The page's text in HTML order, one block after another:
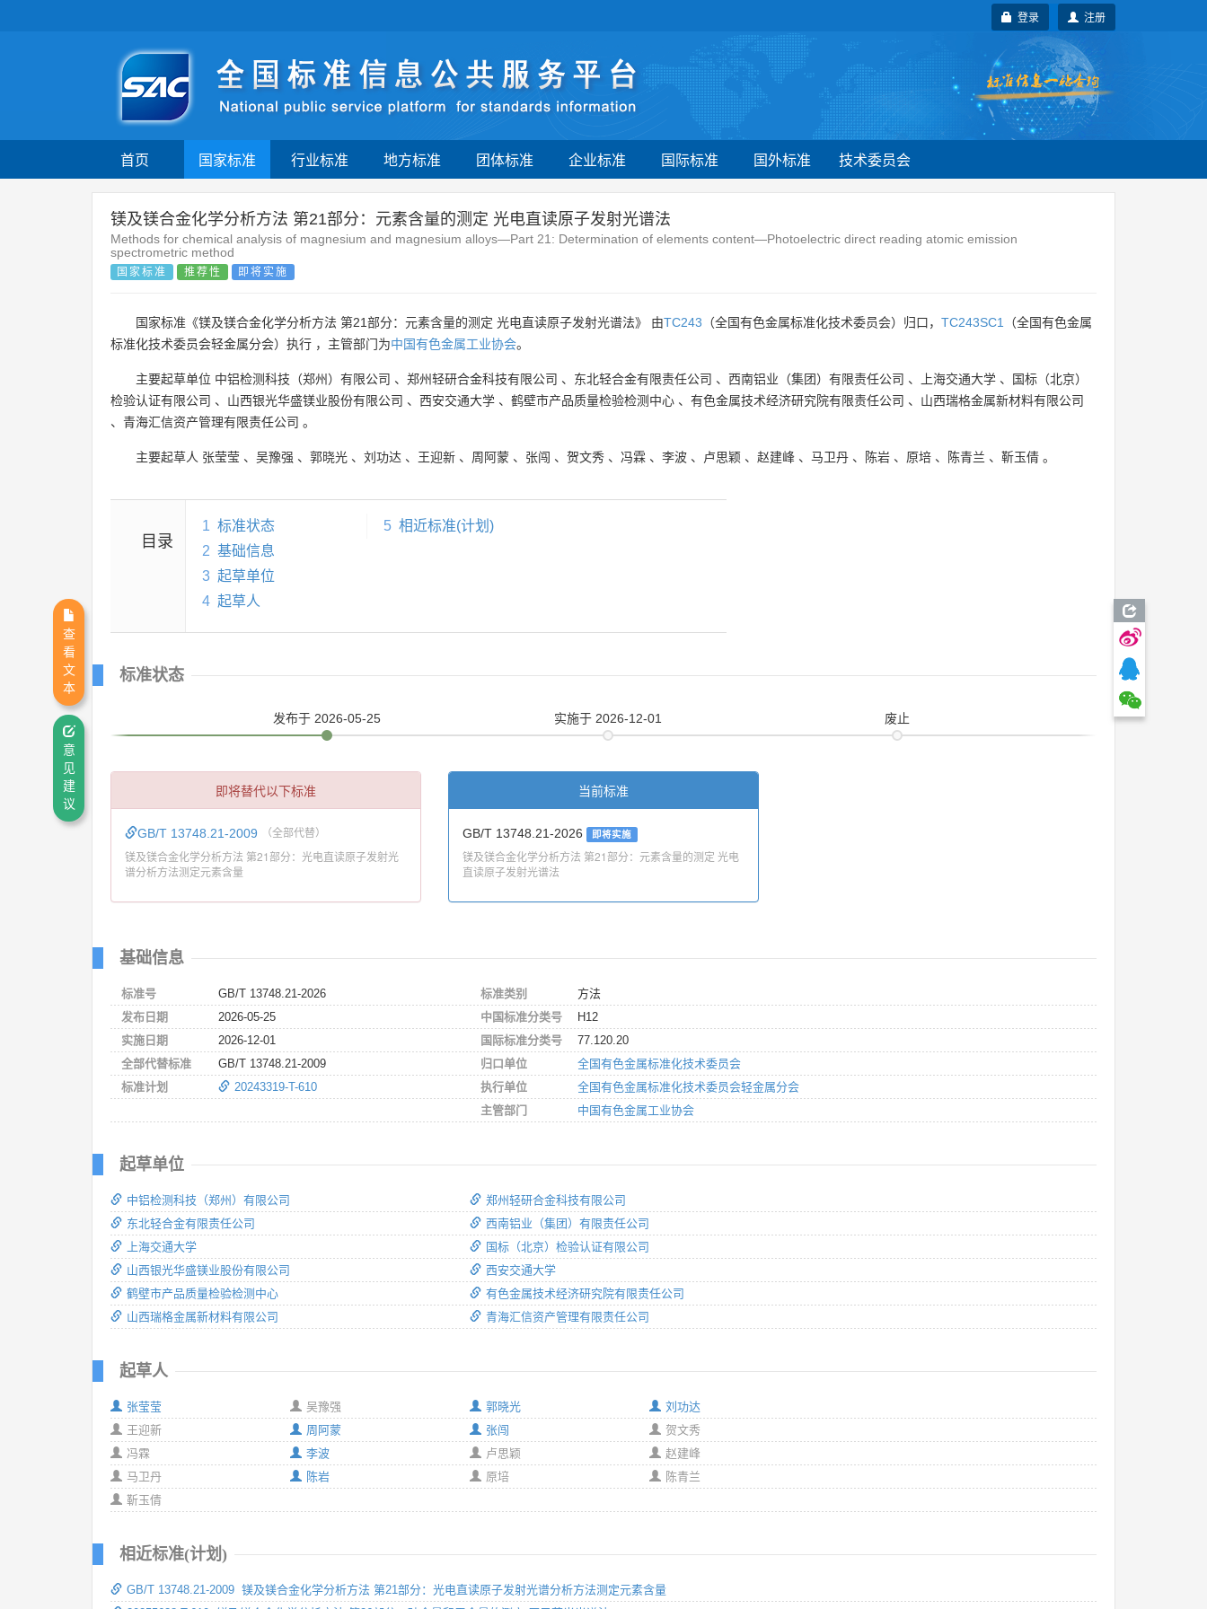
注册
登录
首页 国家标准 行业标准 地方标准 团体标准 企业标准 国际标准 国外标准 技术委员会
镁及镁合金化学分析方法 第21部分：元素含量的测定 光电直读原子发射光谱法
Methods for chemical analysis of magnesium and magnesium alloys—Part 21: Determination of elements content—Photoelectric direct reading atomic emission
spectrometric method
国家标准 推荐性 即将实施
国家标准《镁及镁合金化学分析方法 第21部分：元素含量的测定 光电直读原子发射光谱法》 由TC243 （全国有色金属标准化技术委员会）归口， TC243SC1
（全国有色金属
标准化技术委员会轻金属分会）执行 ，主管部门为中国有色金属工业协会。
主要起草单位 中铝检测科技（郑州）有限公司 、 郑州轻研合金科技有限公司 、 东北轻合金有限责任公司 、 西南铝业（集团）有限责任公司 、 上海交通大学 、
国标（北京）
检验认证有限公司 、 山西银光华盛镁业股份有限公司 、 西安交通大学 、 鹤壁市产品质量检验检测中心 、 有色金属技术经济研究院有限责任公司 、 山西瑞格金属新材料有限公司
、 青海汇信资产管理有限责任公司 。
主要起草人 张莹莹 、 吴豫强 、 郭晓光 、 刘功达 、 王迎新 、 周阿蒙 、 张闯 、 贺文秀 、 冯霖 、 李波 、 卢思颖 、 赵建峰 、 马卫丹 、 陈岩 、 原培 、 陈青兰 、 靳玉倩 。
目录
1 标准状态
2 基础信息
3 起草单位
4 起草人
5 相近标准(计划)
标准状态
发布于 2026-05-25 实施于 2026-12-01 废止
即将替代以下标准
GB/T 13748.21-2009 （全部代替）
镁及镁合金化学分析方法 第21部分：光电直读原子发射光
谱分析方法测定元素含量
当前标准
GB/T 13748.21-2026 即将实施
镁及镁合金化学分析方法 第21部分：元素含量的测定 光电
直读原子发射光谱法
基础信息
标准号
GB/T 13748.21-2026
发布日期
2026-05-25
实施日期
2026-12-01
全部代替标准
GB/T 13748.21-2009
标准计划
20243319-T-610
标准类别
方法
中国标准分类号
H12
国际标准分类号
77.120.20
归口单位
全国有色金属标准化技术委员会
执行单位
全国有色金属标准化技术委员会轻金属分会
主管部门
中国有色金属工业协会
起草单位
中铝检测科技（郑州）有限公司
东北轻合金有限责任公司
上海交通大学
山西银光华盛镁业股份有限公司
鹤壁市产品质量检验检测中心
山西瑞格金属新材料有限公司
郑州轻研合金科技有限公司
西南铝业（集团）有限责任公司
国标（北京）检验认证有限公司
西安交通大学
有色金属技术经济研究院有限责任公司
青海汇信资产管理有限责任公司
起草人
张莹莹
吴豫强
王迎新
周阿蒙
冯霖
李波
马卫丹
陈岩
靳玉倩
郭晓光
刘功达
张闯
贺文秀
卢思颖
赵建峰
原培
陈青兰
相近标准(计划)
GB/T 13748.21-2009 镁及镁合金化学分析方法 第21部分：光电直读原子发射光谱分析方法测定元素含量
查
看
文
本
意
见
建
议